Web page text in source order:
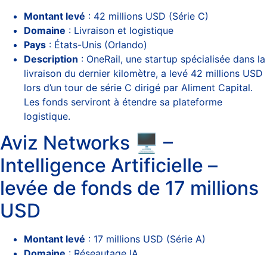
Montant levé : 42 millions USD (Série C)
Domaine : Livraison et logistique
Pays : États-Unis (Orlando)
Description : OneRail, une startup spécialisée dans la
livraison du dernier kilomètre, a levé 42 millions USD
lors d’un tour de série C dirigé par Aliment Capital.
Les fonds serviront à étendre sa plateforme
logistique.
Aviz Networks 🖥️ –
Intelligence Artificielle –
levée de fonds de 17 millions
USD
Montant levé : 17 millions USD (Série A)